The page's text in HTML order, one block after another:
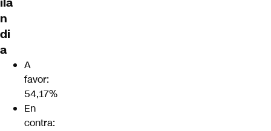
n
di
a
A
favor:
54,17%
En
contra: